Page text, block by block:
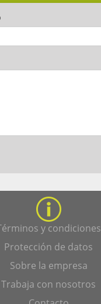
y condiciones
Protección de datos
Sobre la empresa
Trabaja con nosotros